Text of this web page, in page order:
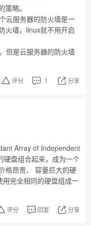
略。
云服务器的防火墙是一
火墙，linux就不用开启
但是云服务器的防火墙
评分 1 分享
Array of Independent
硬盘组合起来，成为一个
格昂贵、 容量巨大的硬
完全相同的硬盘组成一
评分 回复 分享